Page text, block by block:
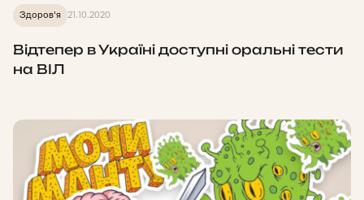
Здоров'я 21.10.2020
Відтепер в Україні доступні оральні тести
на ВІЛ